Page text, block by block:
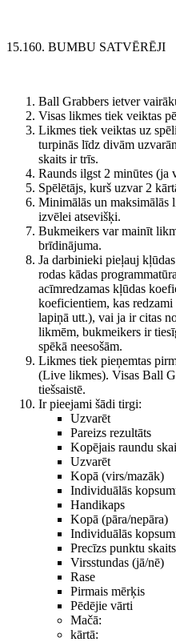
15.160. BUMBU SATVĒRĒJI
Ball Grabbers ietver
Visas likmes tiek veiktas
Likmes tiek veiktas uz
turpinās līdz divām
skaits ir trīs.
Raunds ilgst 2 minūtes (ja
Spēlētājs, kurš uzvar 2
Minimālās un maksimālās
izvēlei atsevišķi.
Bukmeikers var mainīt
brīdinājuma.
Ja darbinieki pieļauj
rodas kādas
acīmredzamas kļūdas
koeficientiem, kas
lapiņā utt.), vai ja ir citas
likmēm, bukmeikers ir
spēkā neesošām.
Likmes tiek pieņemtas
(Live likmes). Visas Ball
tiešsaistē.
Ir pieejami šādi tirgi:
Uzvarēt
Pareizs rezultāts
Kopējais raundu
Uzvarēt
Kopā (virs/mazāk)
Individuālās
Handikaps
Kopā (pāra/nepāra)
Individuālās
Precīzs punktu skaits
Virsstundas (jā/nē)
Rase
Pirmais mērķis
Pēdējie vārti
Mačā:
kārtā: